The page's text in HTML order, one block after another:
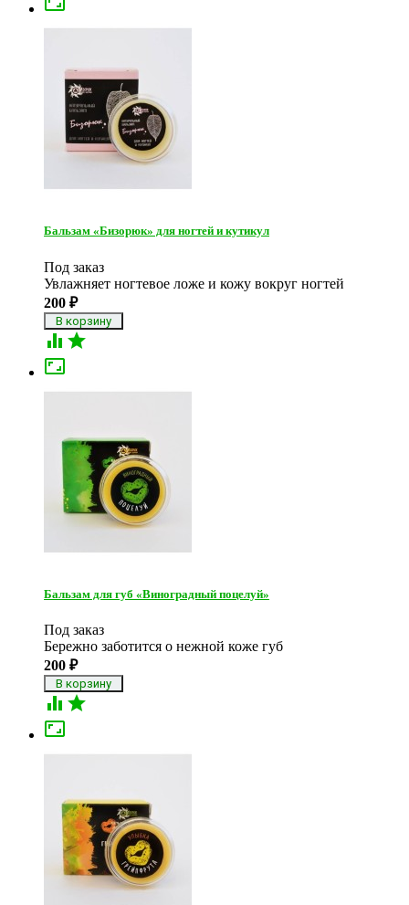
Бальзам «Бизорюк» для ногтей и кутикул
Под заказ
Увлажняет ногтевое ложе и кожу вокруг ногтей
200 ₽
 

Бальзам для губ «Виноградный поцелуй»
Под заказ
Бережно заботится о нежной коже губ
200 ₽
 
